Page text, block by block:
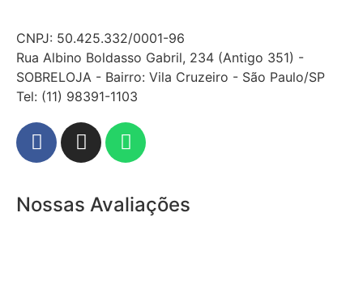
CNPJ: 50.425.332/0001-96
Rua Albino Boldasso Gabril, 234 (Antigo 351) -
SOBRELOJA - Bairro: Vila Cruzeiro - São Paulo/SP
​​​​​​​​​​​​​​​​​​​​Tel: (11) 98391-1103
Nossas Avaliações